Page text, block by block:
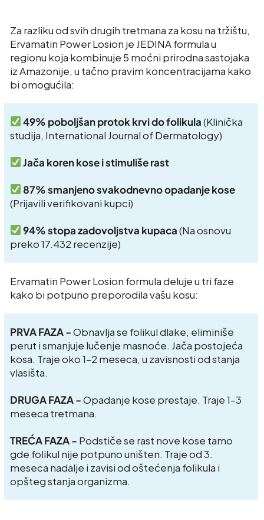
Za razliku od svih drugih tretmana za kosu na tržištu,
Ervamatin Power Losion je JEDINA formula u
regionu koja kombinuje 5 moćni prirodna sastojaka
iz Amazonije, u tačno pravim koncentracijama kako
bi omogućila:
49% poboljšan protok krvi do folikula(Klinička
studija, International Journal of Dermatology)
Jača koren kose i stimuliše rast
87% smanjeno svakodnevno opadanje kose
(Prijavili verifikovani kupci)
94% stopa zadovoljstva kupaca(Na osnovu
preko 17.432 recenzije)
Ervamatin Power Losion formula deluje u tri faze
kako bi potpuno preporodila vašu kosu:
PRVA FAZA -Obnavlja se folikul dlake, eliminiše
perut i smanjuje lučenje masnoće. Jača postojeća
kosa. Traje oko 1–2 meseca, u zavisnosti od stanja
vlasišta.
DRUGA FAZA -Opadanje kose prestaje. Traje 1–3
meseca tretmana.
TREĆA FAZA - Podstiče se rast nove kose tamo
gde folikul nije potpuno uništen. Traje od 3.
meseca nadalje i zavisi od oštećenja folikula i
opšteg stanja organizma.